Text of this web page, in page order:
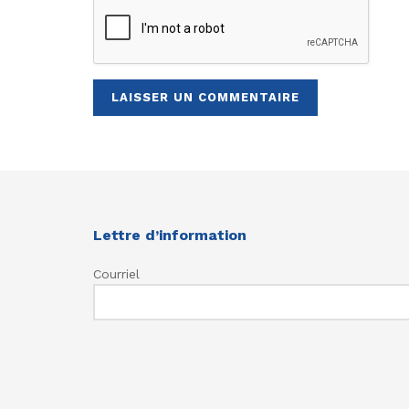
Lettre d’information
Courriel